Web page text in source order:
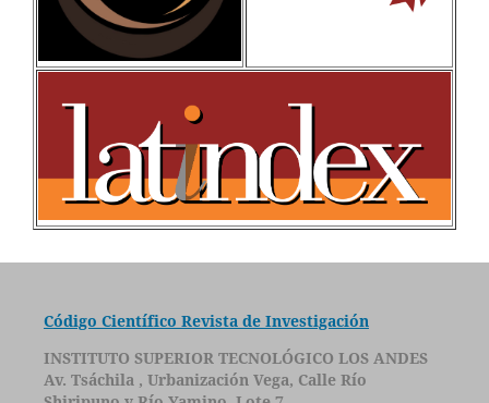
Código Científico Revista de Investigación
INSTITUTO SUPERIOR TECNOLÓGICO LOS ANDES
Av. Tsáchila , Urbanización Vega, Calle Río